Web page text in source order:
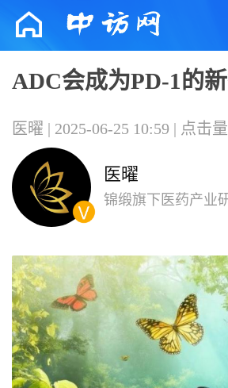
ADC会成为PD-1的新
医曜 | 2025-06-25 10:59 | 点击
医曜
锦缎旗下医药产业